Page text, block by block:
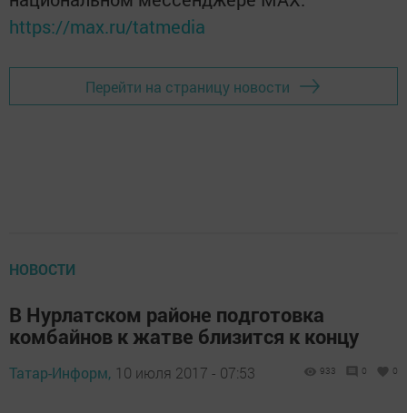
https://max.ru/tatmedia
Перейти на страницу новости
НОВОСТИ
В Нурлатском районе подготовка
комбайнов к жатве близится к концу
Татар-Информ, 10 июля 2017 - 07:53 933 0 0